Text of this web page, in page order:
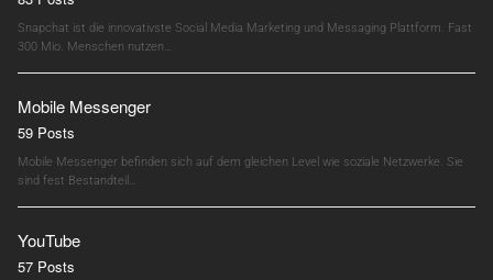
Snapchat ist die innovativste Social Media Marketing und Messaging Plattform. Fast
300 Mio. Menschen nutzen…
Mobile Messenger
59 Posts
Mobile Messenger befinden sich auf dem gleichen Level wie soziale Netzwerke. Sie
sind fest Bestandteil…
YouTube
57 Posts